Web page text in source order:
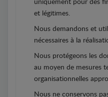
uniquement pour des
et légitimes.
Nous demandons et
nécessaires à la
Nous protégeons les
au moyen de mesures
organisationnelles
Nous ne conservons